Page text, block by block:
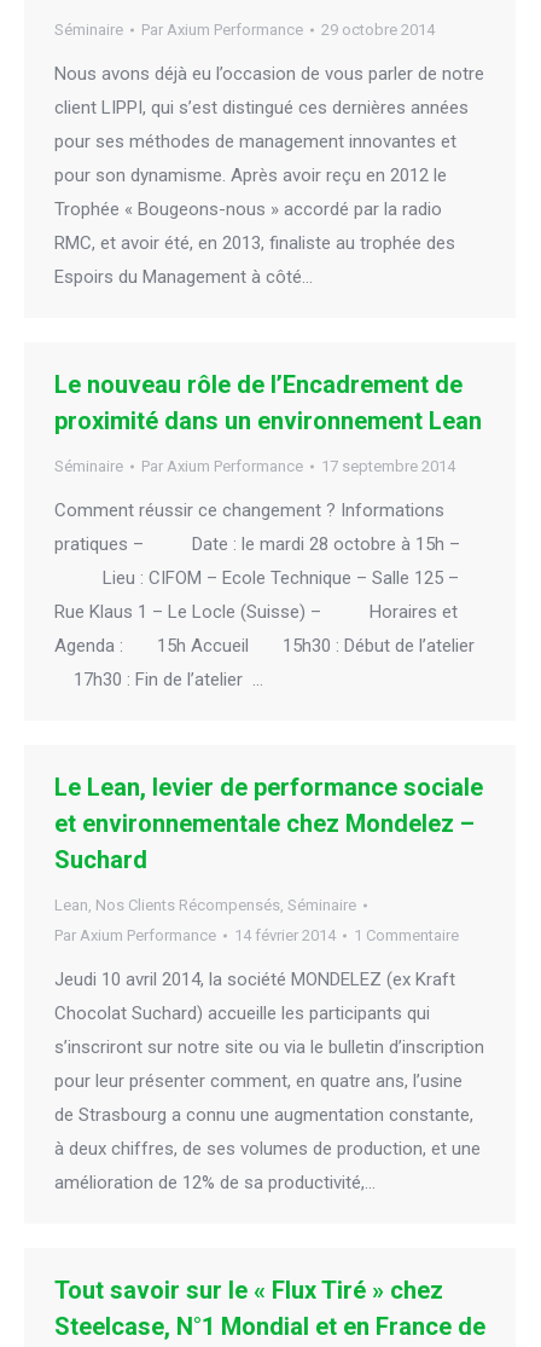
Séminaire Par Axium Performance 29 octobre 2014
Nous avons déjà eu l’occasion de vous parler de notre
client LIPPI, qui s’est distingué ces dernières années
pour ses méthodes de management innovantes et
pour son dynamisme. Après avoir reçu en 2012 le
Trophée « Bougeons-nous » accordé par la radio
RMC, et avoir été, en 2013, finaliste au trophée des
Espoirs du Management à côté…
Le nouveau rôle de l’Encadrement de
proximité dans un environnement Lean
Séminaire Par Axium Performance 17 septembre 2014
Comment réussir ce changement ? Informations
pratiques – Date : le mardi 28 octobre à 15h –
Lieu : CIFOM – Ecole Technique – Salle 125 –
Rue Klaus 1 – Le Locle (Suisse) – Horaires et
Agenda : 15h Accueil 15h30 : Début de l’atelier
17h30 : Fin de l’atelier …
Le Lean, levier de performance sociale
et environnementale chez Mondelez –
Suchard
Lean, Nos Clients Récompensés, Séminaire
Par Axium Performance 14 février 2014 1 Commentaire
Jeudi 10 avril 2014, la société MONDELEZ (ex Kraft
Chocolat Suchard) accueille les participants qui
s’inscriront sur notre site ou via le bulletin d’inscription
pour leur présenter comment, en quatre ans, l’usine
de Strasbourg a connu une augmentation constante,
à deux chiffres, de ses volumes de production, et une
amélioration de 12% de sa productivité,…
Tout savoir sur le « Flux Tiré » chez
Steelcase, N°1 Mondial et en France de